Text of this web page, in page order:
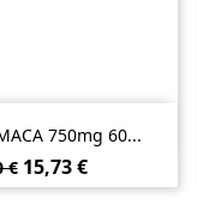
750mg 60...
€ Preço
15,73 €
rápida